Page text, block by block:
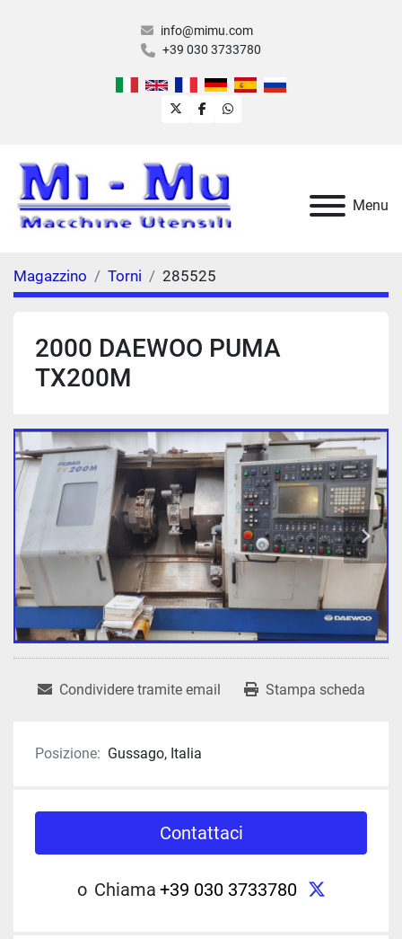
info@mimu.com
+39 030 3733780
twitterfacebookwhatsapp
Menu
Magazzino Torni 285525
2000 DAEWOO PUMA
TX200M
Condividere tramite email Stampa scheda
Posizione: Gussago, Italia
Contattaci
o Chiama +39 030 3733780